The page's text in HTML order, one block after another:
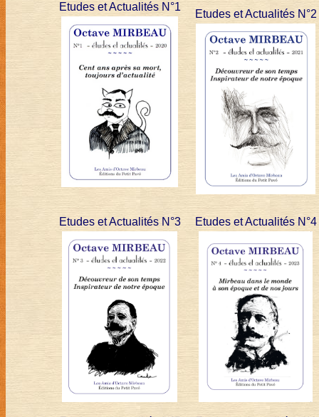
Etudes et Actualités N°1
Etudes et Actualités N°2
Etudes et Actualités N°3 Etudes et Actualités N°4